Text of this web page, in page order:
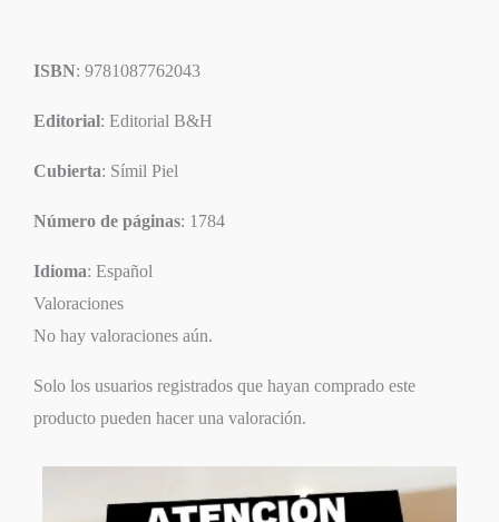
ISBN: 9781087762043
Editorial: Editorial B&H
Cubierta: Símil Piel
Número de páginas: 1784
Idioma: Español
Valoraciones
No hay valoraciones aún.
Solo los usuarios registrados que hayan comprado este
producto pueden hacer una valoración.